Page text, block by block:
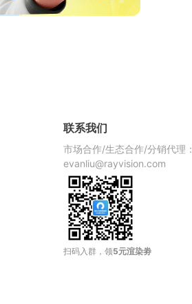
联系我们
市场合作/生态合作/分销代理：
evanliu@rayvision.com
扫码入群，领5元渲染劵